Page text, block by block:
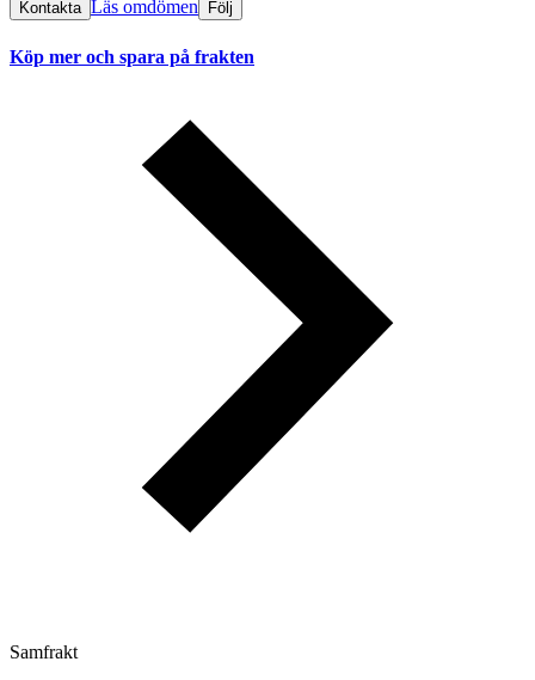
Kontakta Läs omdömen Följ
Köp mer och spara på frakten
Samfrakt